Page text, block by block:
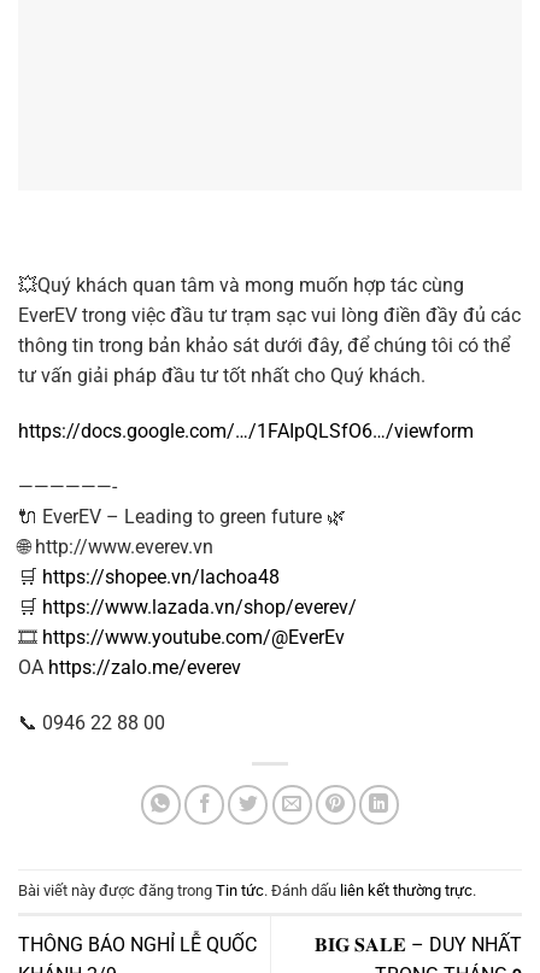
💥Quý khách quan tâm và mong muốn hợp tác cùng
EverEV trong việc đầu tư trạm sạc vui lòng điền đầy đủ các
thông tin trong bản khảo sát dưới đây, để chúng tôi có thể
tư vấn giải pháp đầu tư tốt nhất cho Quý khách.
https://docs.google.com/…/1FAIpQLSfO6…/viewform
——————-
🔌 EverEV – Leading to green future 🌿
🌐 http://www.everev.vn
🛒 https://shopee.vn/lachoa48
🛒 https://www.lazada.vn/shop/everev/
🎞 https://www.youtube.com/@EverEv
OA https://zalo.me/everev
📞 0946 22 88 00
Bài viết này được đăng trong Tin tức. Đánh dấu liên kết thường trực.
THÔNG BÁO NGHỈ LỄ QUỐC
𝐁𝐈𝐆 𝐒𝐀𝐋𝐄 – DUY NHẤT